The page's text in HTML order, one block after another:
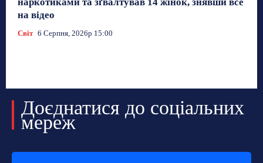
на відео
Світ 6 Серпня, 2026р 15:00
Доєднатися до соціальних
мереж